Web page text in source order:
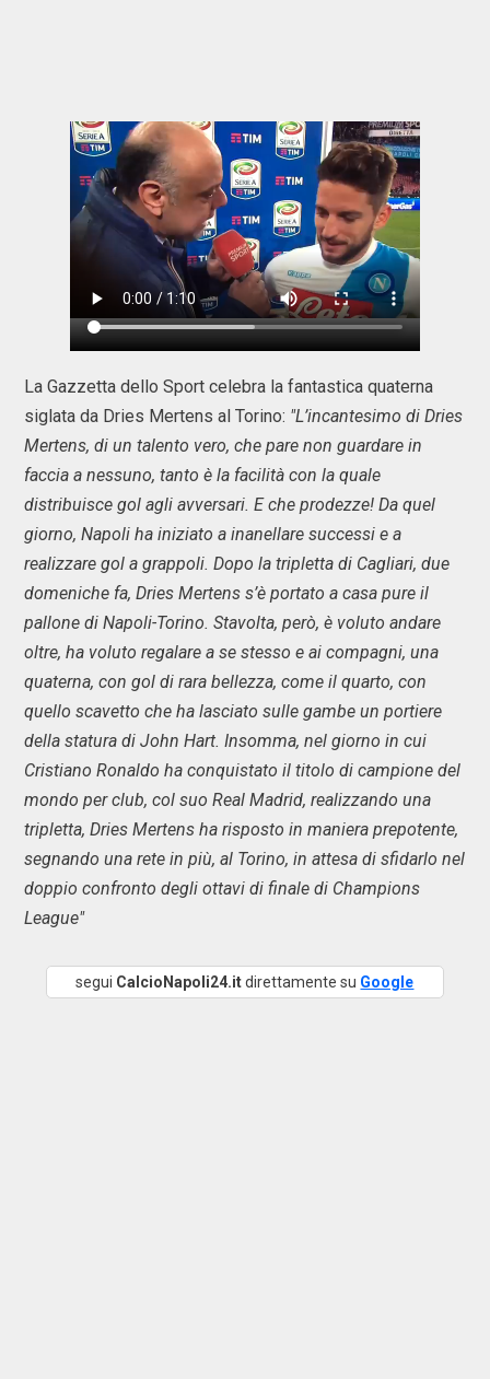
La Gazzetta dello Sport celebra la fantastica quaterna
siglata da Dries Mertens al Torino: "L’incantesimo di Dries
Mertens, di un talento vero, che pare non guardare in
faccia a nessuno, tanto è la facilità con la quale
distribuisce gol agli avversari. E che prodezze! Da quel
giorno, Napoli ha iniziato a inanellare successi e a
realizzare gol a grappoli. Dopo la tripletta di Cagliari, due
domeniche fa, Dries Mertens s’è portato a casa pure il
pallone di Napoli-Torino. Stavolta, però, è voluto andare
oltre, ha voluto regalare a se stesso e ai compagni, una
quaterna, con gol di rara bellezza, come il quarto, con
quello scavetto che ha lasciato sulle gambe un portiere
della statura di John Hart. Insomma, nel giorno in cui
Cristiano Ronaldo ha conquistato il titolo di campione del
mondo per club, col suo Real Madrid, realizzando una
tripletta, Dries Mertens ha risposto in maniera prepotente,
segnando una rete in più, al Torino, in attesa di sfidarlo nel
doppio confronto degli ottavi di finale di Champions
League"
segui CalcioNapoli24.itdirettamente su Google